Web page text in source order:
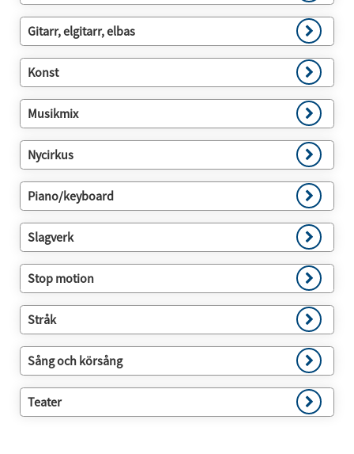
Gitarr, elgitarr, elbas
Konst
Musikmix
Nycirkus
Piano/keyboard
Slagverk
Stop motion
Stråk
Sång och körsång
Teater